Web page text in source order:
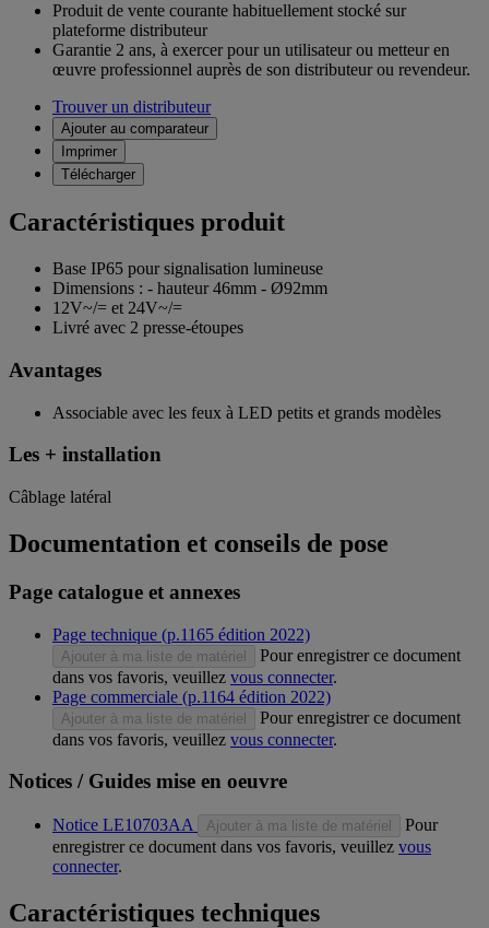
Produit de vente courante habituellement stocké sur
plateforme distributeur
Garantie 2 ans, à exercer pour un utilisateur ou metteur en
œuvre professionnel auprès de son distributeur ou revendeur.
Trouver un distributeur
Ajouter au comparateur
Imprimer
Télécharger
Caractéristiques produit
Base IP65 pour signalisation lumineuse
Dimensions : - hauteur 46mm - Ø92mm
12V~/= et 24V~/=
Livré avec 2 presse-étoupes
Avantages
Associable avec les feux à LED petits et grands modèles
Les + installation
Câblage latéral
Documentation et conseils de pose
Page catalogue et annexes
Page technique (p.1165 édition 2022)
Ajouter à ma liste de matériel
Pour enregistrer ce document
dans vos favoris, veuillez vous connecter.
Page commerciale (p.1164 édition 2022)
Ajouter à ma liste de matériel
Pour enregistrer ce document
dans vos favoris, veuillez vous connecter.
Notices / Guides mise en oeuvre
Notice LE10703AA Ajouter à ma liste de matériel
Pour
enregistrer ce document dans vos favoris, veuillez vous
connecter.
Caractéristiques techniques